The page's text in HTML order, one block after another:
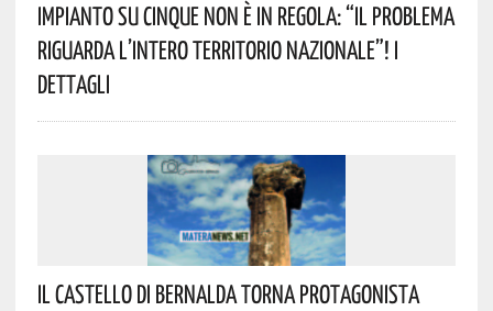
Impianto Su Cinque Non È In Regola: “il Problema
Riguarda L’intero Territorio Nazionale”! I
Dettagli
Il Castello Di Bernalda Torna Protagonista